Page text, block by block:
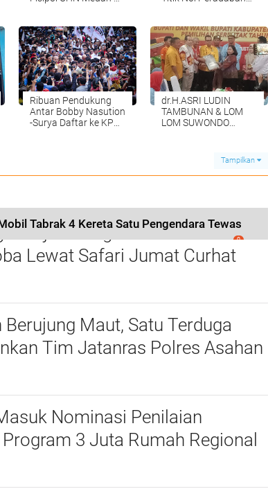
Peluang Edy
Rahamayadi Sangat
Besar
Ribuan Pendukung
Antar Bobby Nasution
-Surya Daftar ke KPU
dr.H.ASRI LUDIN
TAMBUNAN & LOM
LOM SUWONDO
Tampilkan
Tabrak 4 Kereta Satu Pengendara Tewas
0
Ajak Warga Perkuat Iman dan
Lewat Safari Jumat Curhat
Berujung Maut, Satu Terduga
Tim Jatanras Polres Asahan
Nominasi Penilaian
3 Juta Rumah Regional